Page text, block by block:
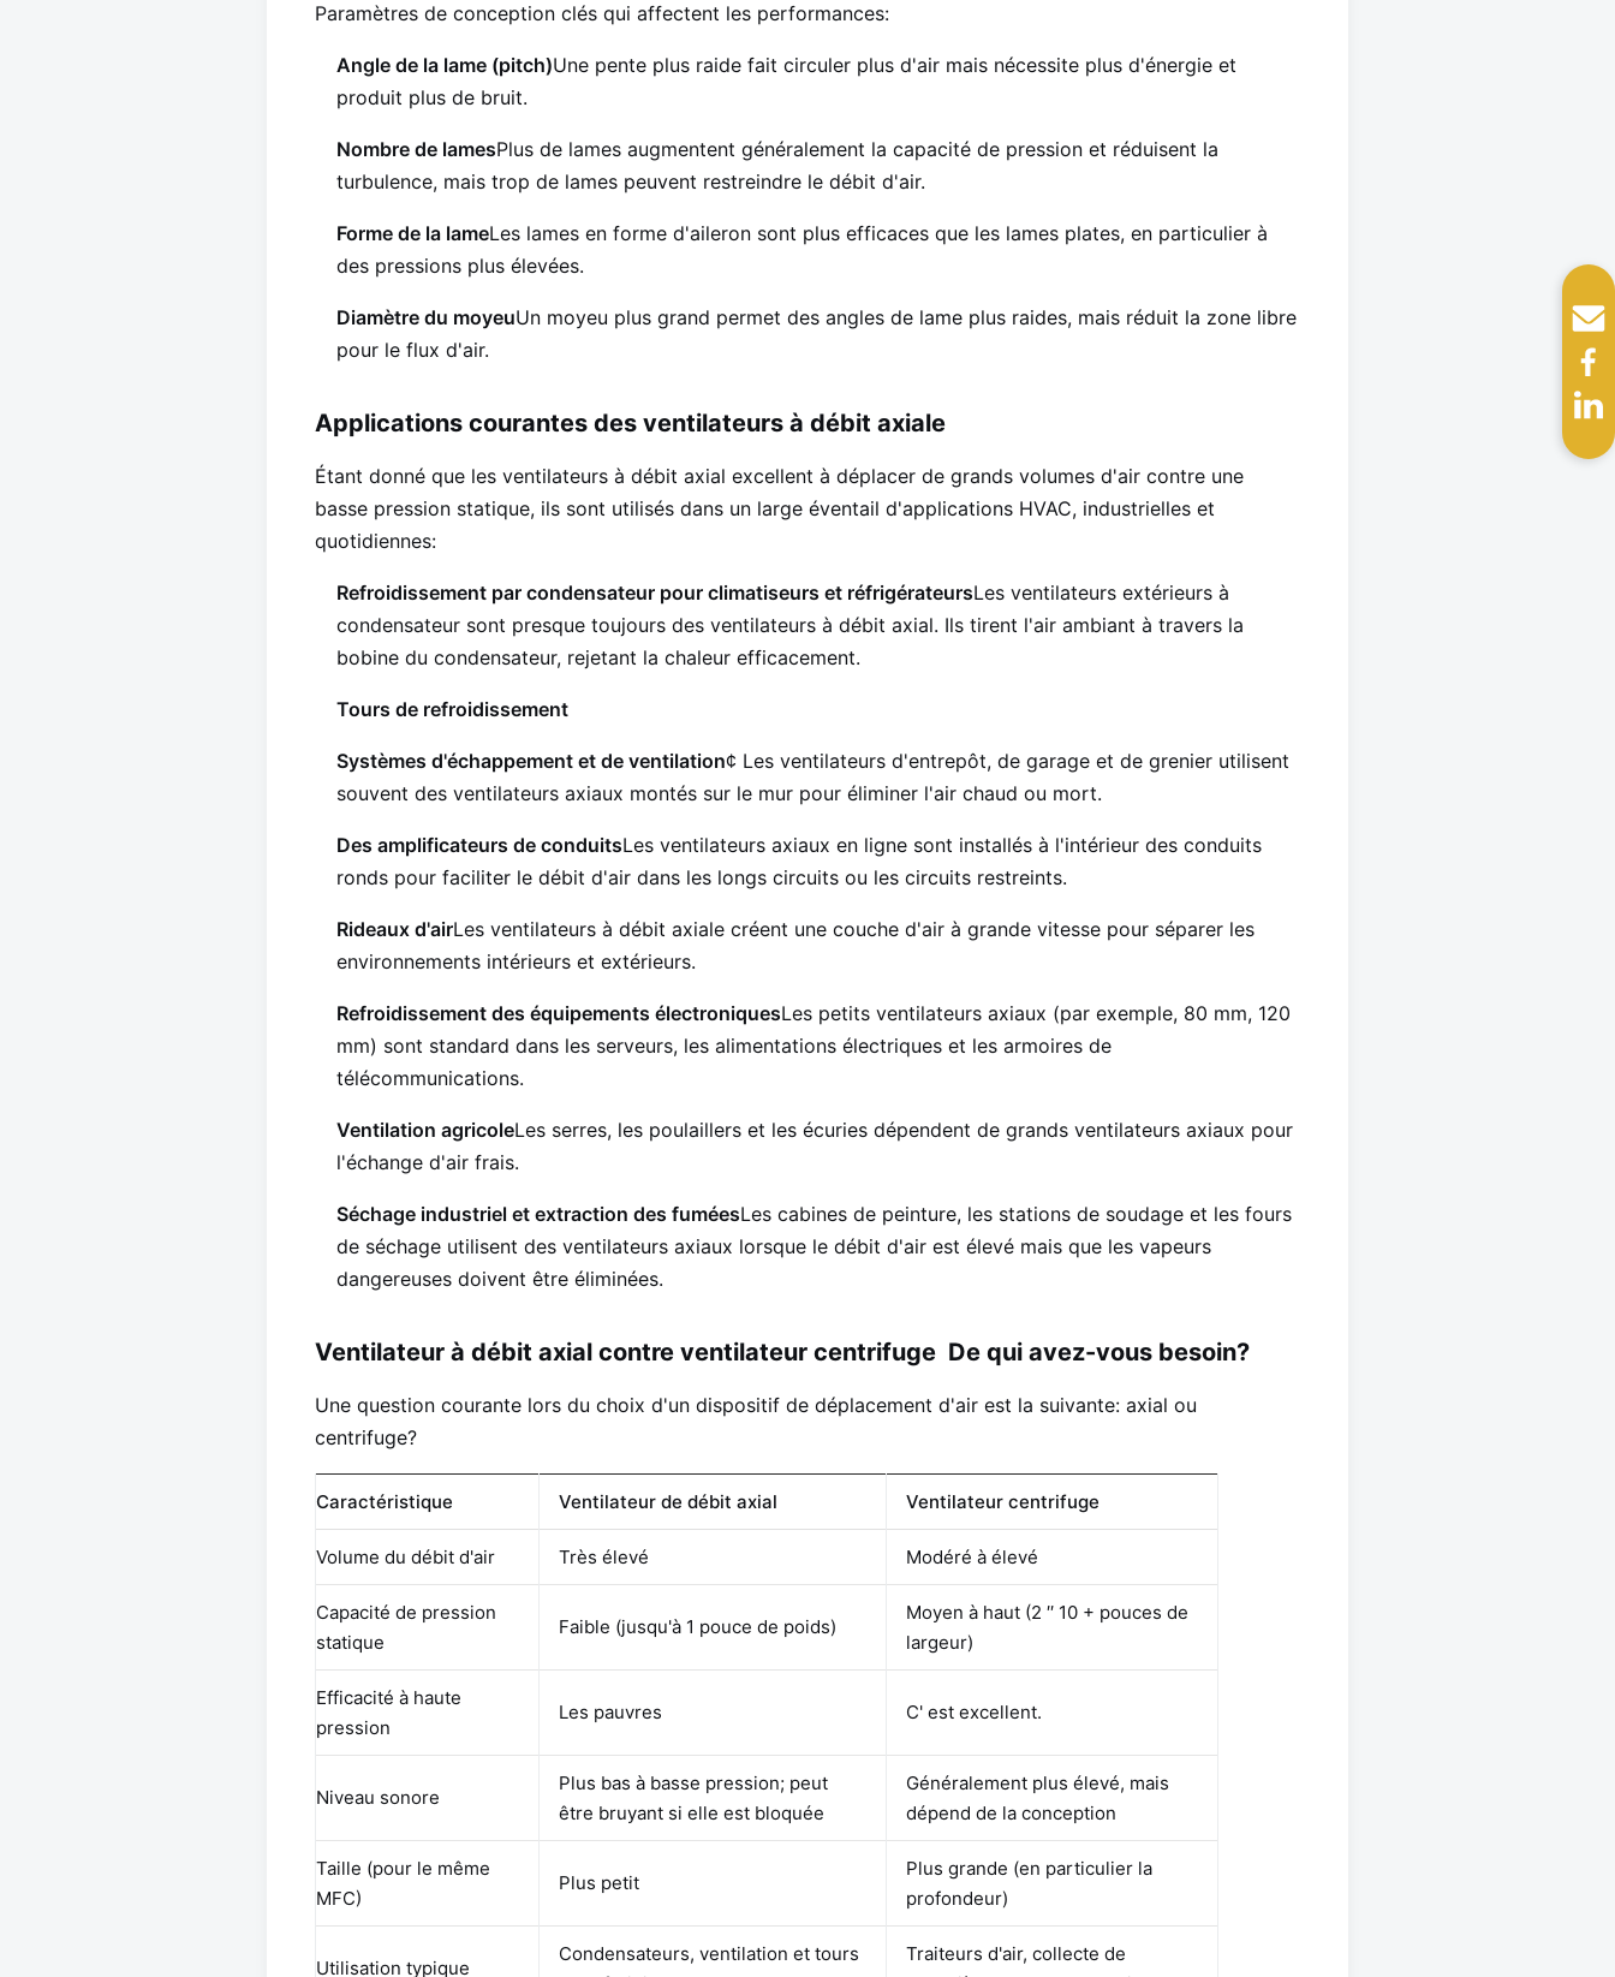
Paramètres de conception clés qui affectent les performances:
Angle de la lame (pitch)Une pente plus raide fait circuler plus d'air mais nécessite plus d'énergie et
produit plus de bruit.
Nombre de lamesPlus de lames augmentent généralement la capacité de pression et réduisent la
turbulence, mais trop de lames peuvent restreindre le débit d'air.
Forme de la lameLes lames en forme d'aileron sont plus efficaces que les lames plates, en particulier à
des pressions plus élevées.
Diamètre du moyeuUn moyeu plus grand permet des angles de lame plus raides, mais réduit la zone libre
pour le flux d'air.
Applications courantes des ventilateurs à débit axiale
Étant donné que les ventilateurs à débit axial excellent à déplacer de grands volumes d'air contre une
basse pression statique, ils sont utilisés dans un large éventail d'applications HVAC, industrielles et
quotidiennes:
Refroidissement par condensateur pour climatiseurs et réfrigérateursLes ventilateurs extérieurs à
condensateur sont presque toujours des ventilateurs à débit axial. Ils tirent l'air ambiant à travers la
bobine du condensateur, rejetant la chaleur efficacement.
Tours de refroidissement
Systèmes d'échappement et de ventilation¢ Les ventilateurs d'entrepôt, de garage et de grenier utilisent
souvent des ventilateurs axiaux montés sur le mur pour éliminer l'air chaud ou mort.
Des amplificateurs de conduitsLes ventilateurs axiaux en ligne sont installés à l'intérieur des conduits
ronds pour faciliter le débit d'air dans les longs circuits ou les circuits restreints.
Rideaux d'airLes ventilateurs à débit axiale créent une couche d'air à grande vitesse pour séparer les
environnements intérieurs et extérieurs.
Refroidissement des équipements électroniquesLes petits ventilateurs axiaux (par exemple, 80 mm, 120
mm) sont standard dans les serveurs, les alimentations électriques et les armoires de
télécommunications.
Ventilation agricoleLes serres, les poulaillers et les écuries dépendent de grands ventilateurs axiaux pour
l'échange d'air frais.
Séchage industriel et extraction des fuméesLes cabines de peinture, les stations de soudage et les fours
de séchage utilisent des ventilateurs axiaux lorsque le débit d'air est élevé mais que les vapeurs
dangereuses doivent être éliminées.
Ventilateur à débit axial contre ventilateur centrifuge ️ De qui avez-vous besoin?
Une question courante lors du choix d'un dispositif de déplacement d'air est la suivante: axial ou
centrifuge?
Caractéristique Ventilateur de débit axial Ventilateur centrifuge
Volume du débit d'air Très élevé Modéré à élevé
Capacité de pression
statique
Faible (jusqu'à 1 pouce de poids)
Moyen à haut (2 ′′ 10 + pouces de
largeur)
Efficacité à haute
pression
Les pauvres C' est excellent.
Niveau sonore
Plus bas à basse pression; peut
être bruyant si elle est bloquée
Généralement plus élevé, mais
dépend de la conception
Taille (pour le même
MFC)
Plus petit
Plus grande (en particulier la
profondeur)
Utilisation typique
Condensateurs, ventilation et tours
Traiteurs d'air, collecte de